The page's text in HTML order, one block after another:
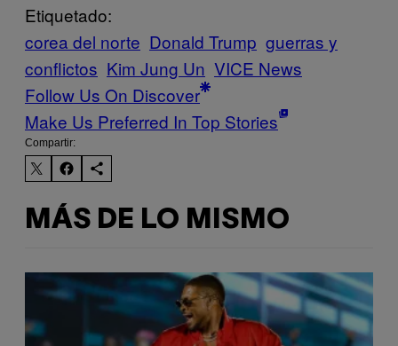
Etiquetado:
corea del norte Donald Trump guerras y
conflictos Kim Jung Un VICE News
Follow Us On Discover
Make Us Preferred In Top Stories
Compartir:
MÁS DE LO MISMO